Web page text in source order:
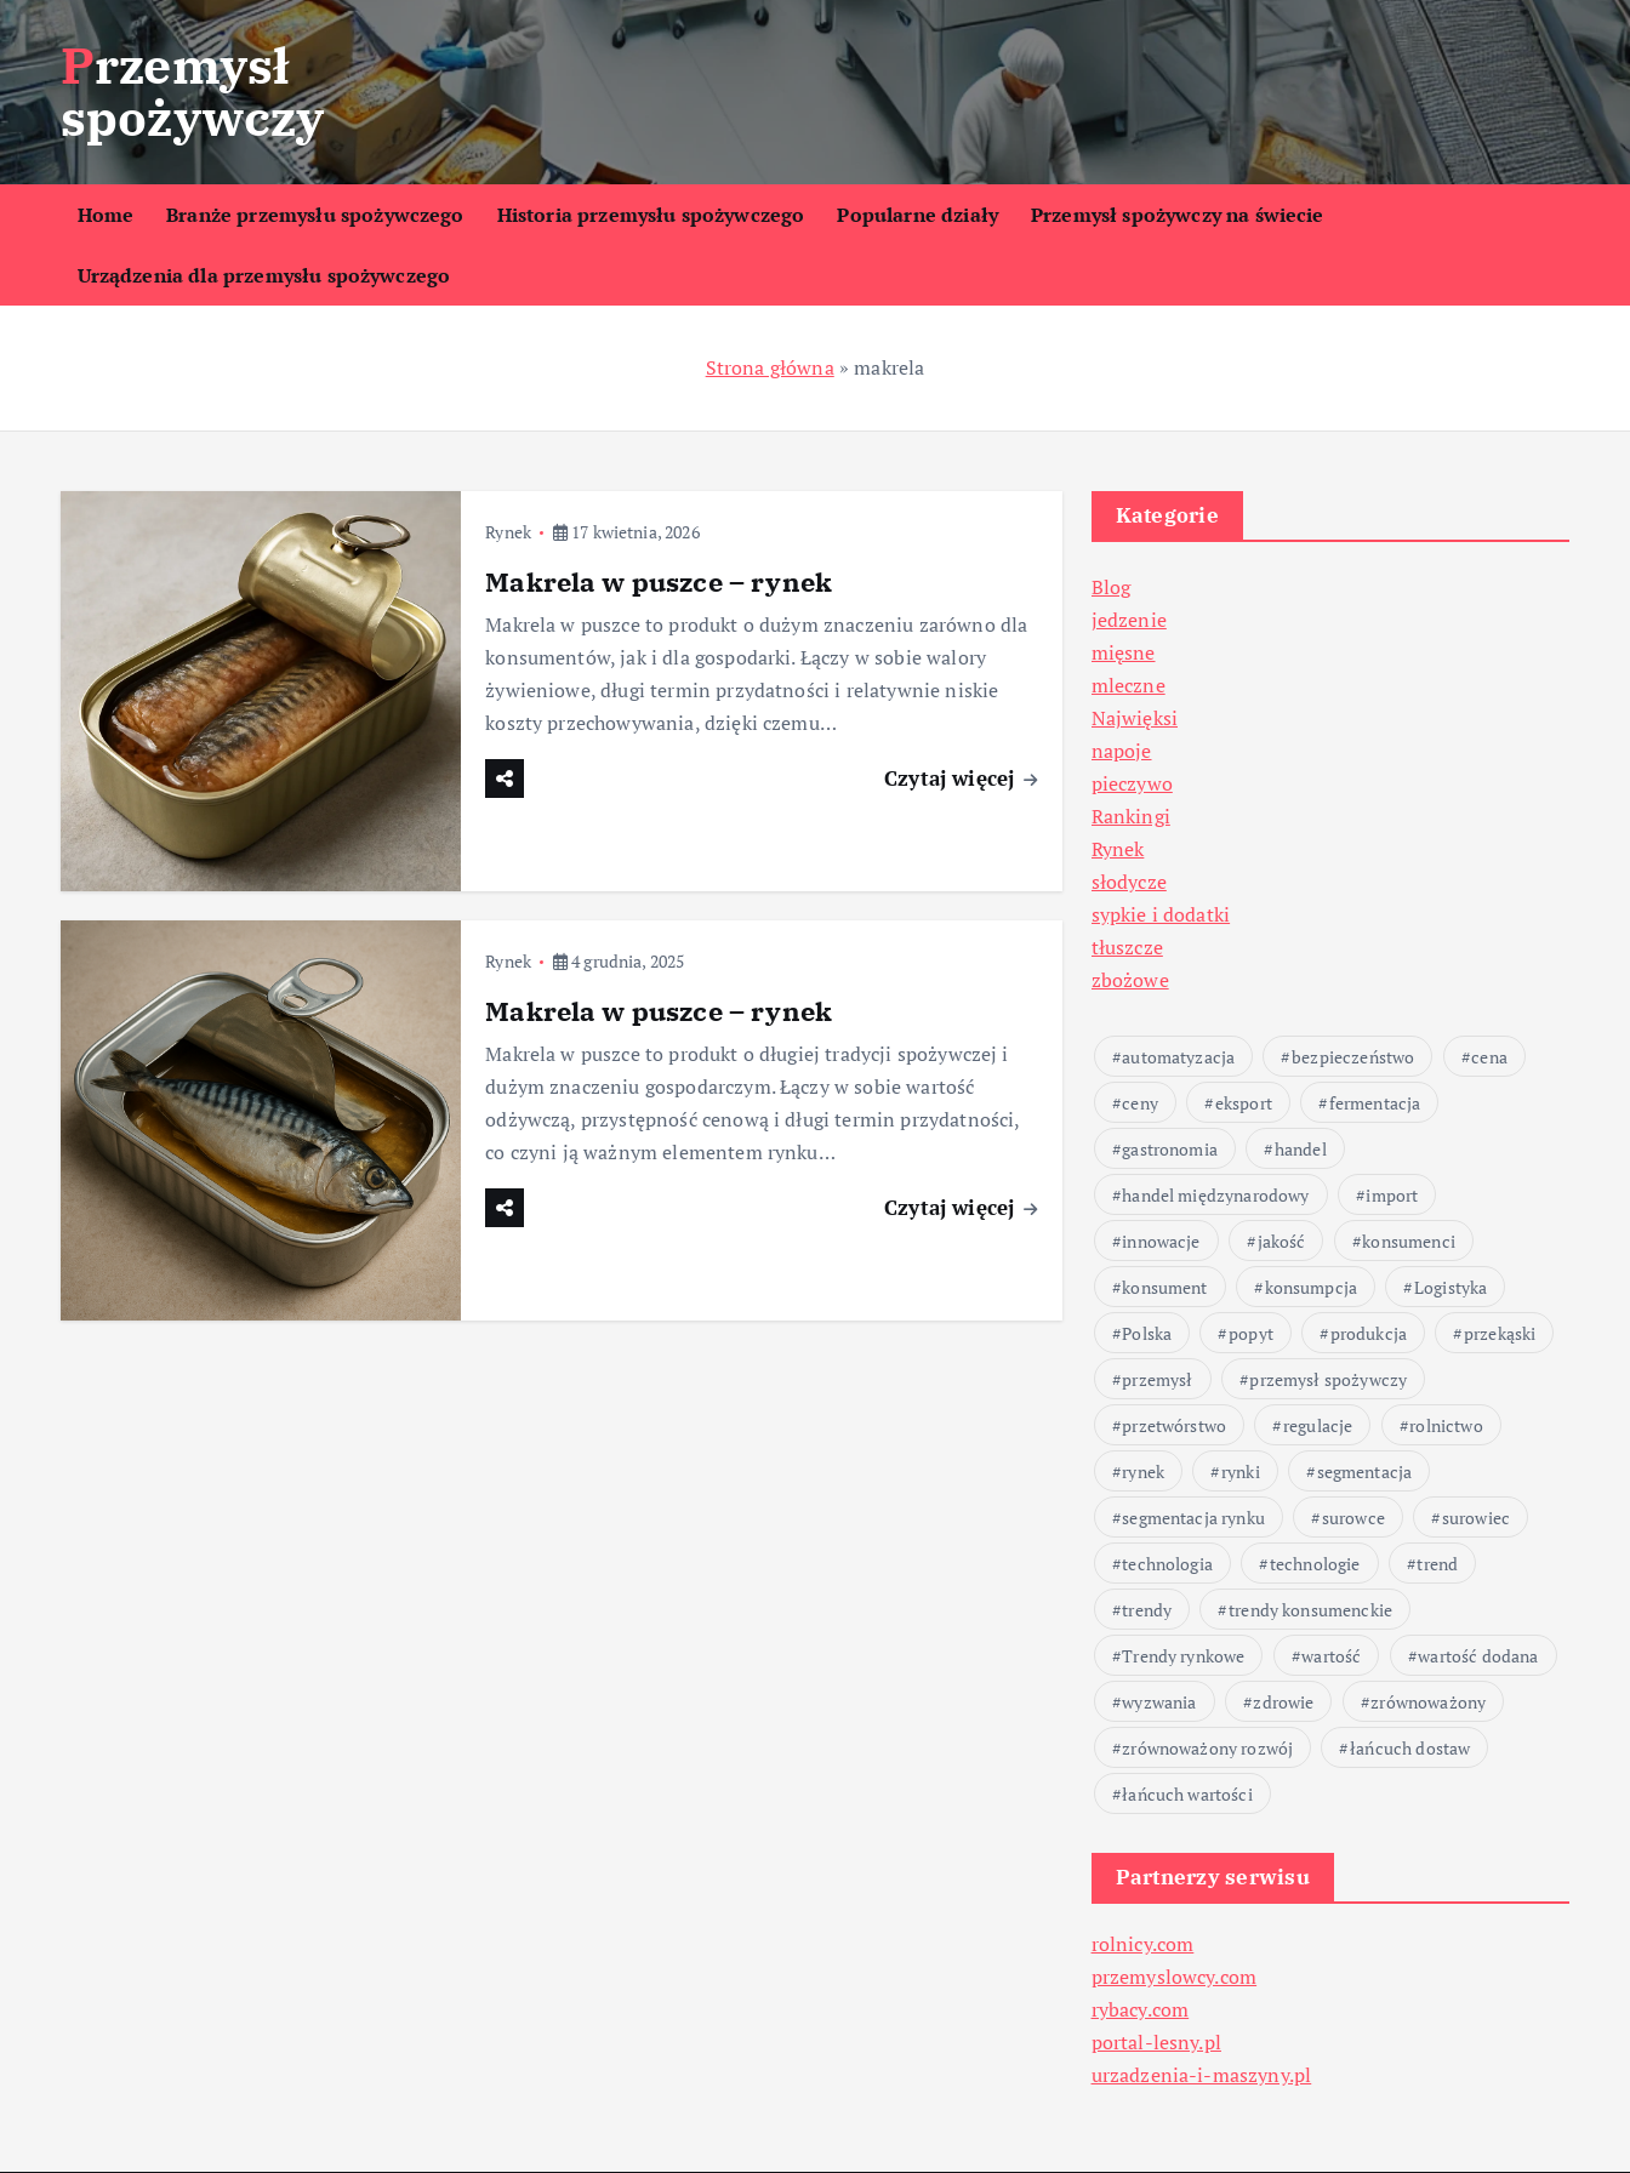
S
k
i
p
t
o
t
Przemysł
spożywczy
Home Branże przemysłu spożywczego Historia przemysłu spożywczego Popularne działy Przemysł spożywczy na świecie
Urządzenia dla przemysłu spożywczego
Strona główna»makrela
Rynek 17 kwietnia, 2026
Makrela w puszce – rynek
Makrela w puszce to produkt o dużym znaczeniu zarówno dla
konsumentów, jak i dla gospodarki. Łączy w sobie walory
żywieniowe, długi termin przydatności i relatywnie niskie
koszty przechowywania, dzięki czemu…
Czytaj więcej
Rynek 4 grudnia, 2025
Makrela w puszce – rynek
Makrela w puszce to produkt o długiej tradycji spożywczej i
dużym znaczeniu gospodarczym. Łączy w sobie wartość
odżywczą, przystępność cenową i długi termin przydatności,
co czyni ją ważnym elementem rynku…
Czytaj więcej
Kategorie
Blog
jedzenie
mięsne
mleczne
Najwięksi
napoje
pieczywo
Rankingi
Rynek
słodycze
sypkie i dodatki
tłuszcze
zbożowe
automatyzacja bezpieczeństwo
cena
ceny
eksport
fermentacja
gastronomia
handel
handel międzynarodowy
import
innowacje
jakość
konsumenci
konsument
konsumpcja
Logistyka
Polska
popyt produkcja
przekąski
przemysł
przemysł spożywczy
przetwórstwo
regulacje
rolnictwo
rynek
rynki
segmentacja
segmentacja rynku
surowce
surowiec
technologia
technologie
trend
trendy
trendy konsumenckie
Trendy rynkowe
wartość
wartość dodana
wyzwania
zdrowie
zrównoważony
zrównoważony rozwój
łańcuch dostaw
łańcuch wartości
Partnerzy serwisu
rolnicy.com
przemyslowcy.com
rybacy.com
portal-lesny.pl
urzadzenia-i-maszyny.pl